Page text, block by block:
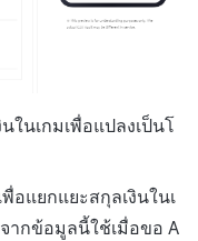
ในเกมเพื่อแปลงเป็นโ
อแยกแยะสกุลเงินในเ
ากข้อมูลนี้ใช้เมื่อขอ A